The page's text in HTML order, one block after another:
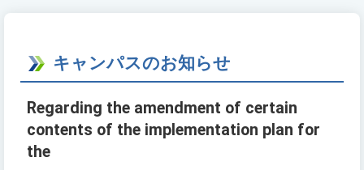
キャンパスのお知らせ
Regarding the amendment of certain
contents of the implementation plan for
the